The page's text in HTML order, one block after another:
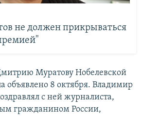
не должен прикрываться
Муратову Нобелевской
объявлено 8 октября. Владимир
с ней журналиста,
гражданином России,